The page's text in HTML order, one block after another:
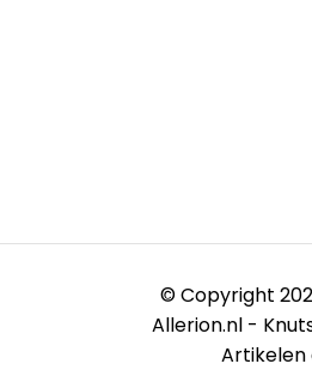
© Copyright
Allerion.nl -
Artikelen